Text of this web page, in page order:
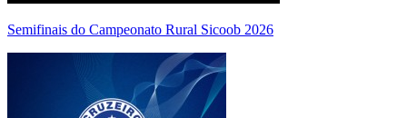
Semifinais do Campeonato Rural Sicoob 2026